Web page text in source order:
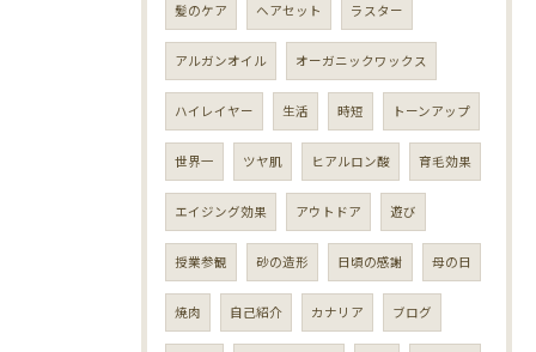
髪のケア ヘアセット ラスター
アルガンオイル オーガニックワックス
ハイレイヤー 生活 時短 トーンアップ
世界一 ツヤ肌 ヒアルロン酸 育毛効果
エイジング効果 アウトドア 遊び
授業参観 砂の造形 日頃の感謝 母の日
焼肉 自己紹介 カナリア ブログ